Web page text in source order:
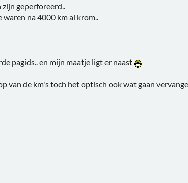
geperforeerd..
na 4000 km al krom..
pagids.. en mijn maatje ligt er naast
van de km's toch het optisch ook wat gaan